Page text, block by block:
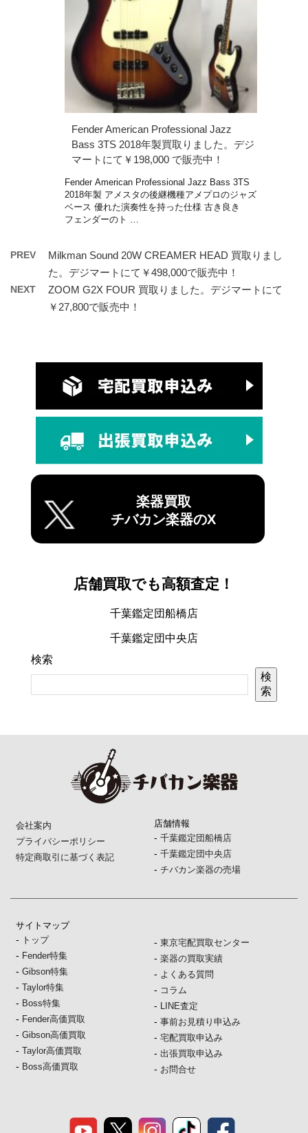
Fender American Professional Jazz
Bass 3TS 2018年製買取りました。デジ
マートにて￥198,000 で販売中！
Fender American Professional Jazz Bass 3TS
2018年製 アメスタの後継機種アメプロのジャズ
ベース 優れた演奏性を持った仕様 古き良き
フェンダーのト …
PREV
Milkman Sound 20W CREAMER HEAD 買取りまし
た。デジマートにて￥498,000で販売中！
NEXT
ZOOM G2X FOUR 買取りました。デジマートにて
￥27,800で販売中！
楽器買取
チバカン楽器のX
店舗買取でも高額査定！
千葉鑑定団船橋店
千葉鑑定団中央店
検索
検
索
会社案内
プライバシーポリシー
特定商取引に基づく表記
店舗情報
- 千葉鑑定団船橋店
- 千葉鑑定団中央店
- チバカン楽器の売場
サイトマップ
- トップ
- Fender特集
-Gibson特集
-Taylor特集
- Boss特集
- Fender高価買取
-Gibson高価買取
-Taylor高価買取
- Boss高価買取
- 東京宅配買取センター
- 楽器の買取実績
- よくある質問
- コラム
- LINE査定
- 事前お見積り申込み
- 宅配買取申込み
- 出張買取申込み
- お問合せ